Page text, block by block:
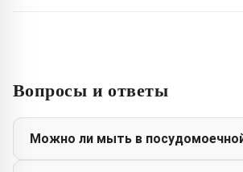
Вопросы и ответы
Можно ли мыть в